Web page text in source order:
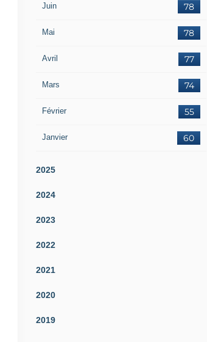
Juin 78
Mai 78
Avril 77
Mars 74
Février 55
Janvier 60
2025
2024
2023
2022
2021
2020
2019